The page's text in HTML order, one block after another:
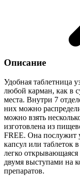
Описание
Удобная таблетница
любой карман, как в
места. Внутри 7
них можно
можно взять
изготовлена из
FREE. Она послужит
капсул или таблеток
легко
двумя выступами на
препаратов.